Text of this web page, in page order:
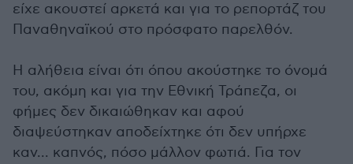
είχε ακουστεί αρκετά και για το ρεπορτάζ του
Παναθηναϊκού στο πρόσφατο παρελθόν.
Η αλήθεια είναι ότι όπου ακούστηκε το όνομά
του, ακόμη και για την Εθνική Τράπεζα, οι
φήμες δεν δικαιώθηκαν και αφού
διαψεύστηκαν αποδείχτηκε ότι δεν υπήρχε
καν... καπνός, πόσο μάλλον φωτιά. Για τον